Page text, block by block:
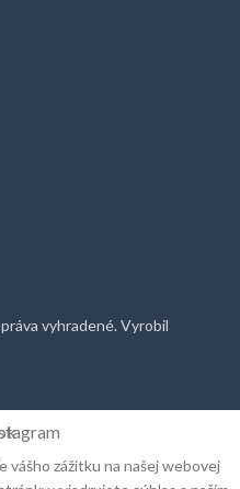
vyhradené. Vyrobil
vášho zážitku na našej webovej